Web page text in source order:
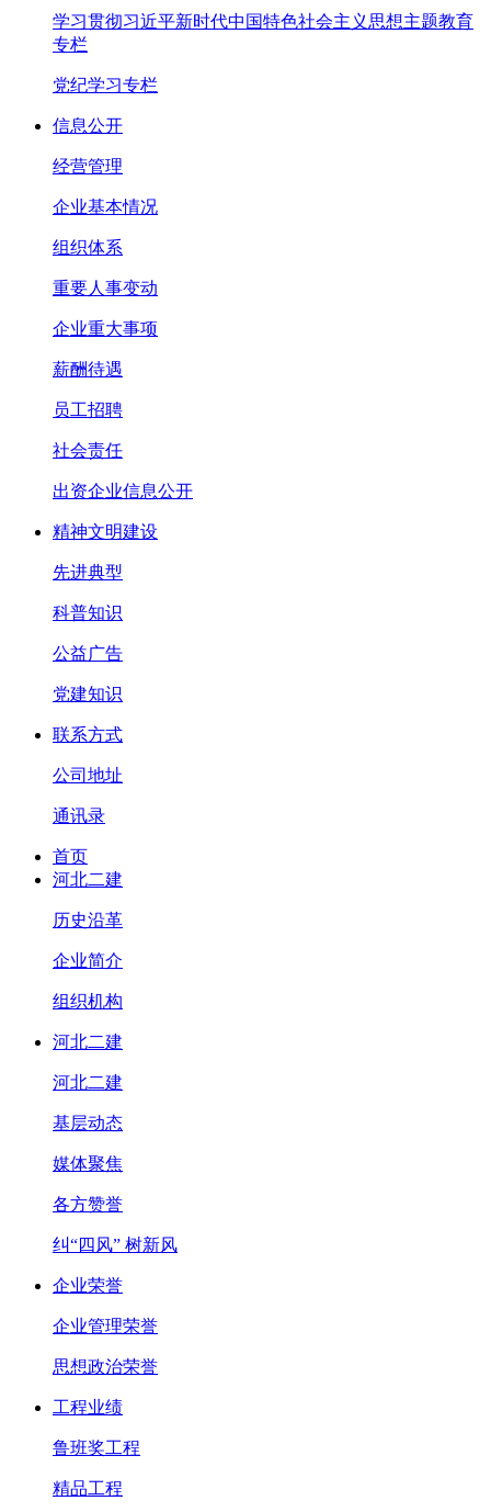
学习贯彻习近平新时代中国特色社会主义思想主题教育
专栏
党纪学习专栏
信息公开
经营管理
企业基本情况
组织体系
重要人事变动
企业重大事项
薪酬待遇
员工招聘
社会责任
出资企业信息公开
精神文明建设
先进典型
科普知识
公益广告
党建知识
联系方式
公司地址
通讯录
首页
河北二建
历史沿革
企业简介
组织机构
河北二建
河北二建
基层动态
媒体聚焦
各方赞誉
纠“四风” 树新风
企业荣誉
企业管理荣誉
思想政治荣誉
工程业绩
鲁班奖工程
精品工程